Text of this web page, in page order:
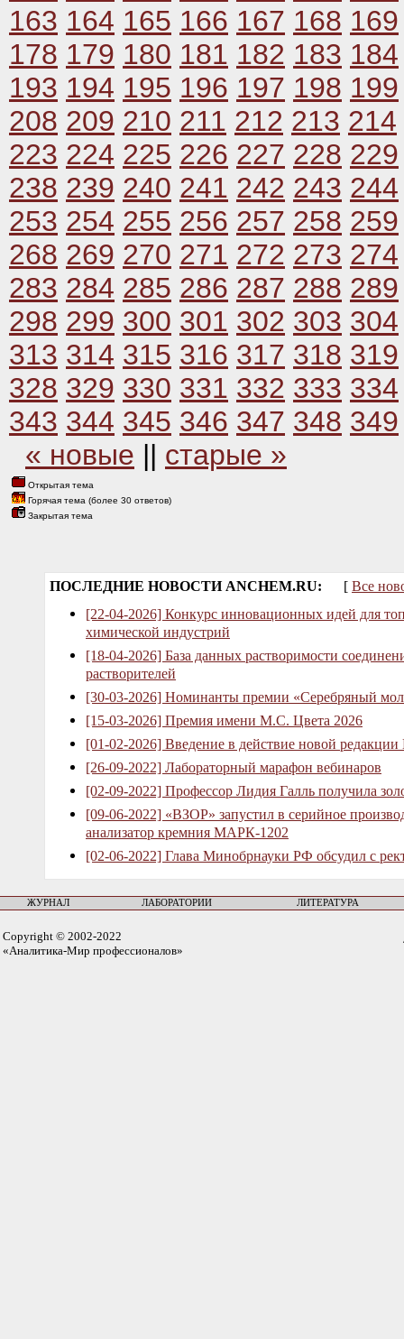
163 164 165 166 167 168 169
178 179 180 181 182 183 184
193 194 195 196 197 198 199
208 209 210 211 212 213 214
223 224 225 226 227 228 229
238 239 240 241 242 243 244
253 254 255 256 257 258 259
268 269 270 271 272 273 274
283 284 285 286 287 288 289
298 299 300 301 302 303 304
313 314 315 316 317 318 319
328 329 330 331 332 333 334
343 344 345 346 347 348 349
« новые || старые »
Открытая тема
Горячая тема (более 30 ответов)
Закрытая тема
ПОСЛЕДНИЕ НОВОСТИ ANCHEM.RU: [ Все
[22-04-2026] Конкурс инновационных идей для
химической индустрий
[18-04-2026] База данных растворимости
растворителей
[30-03-2026] Номинанты премии «Серебряный
[15-03-2026] Премия имени М.С. Цвета 2026
[01-02-2026] Введение в действие новой
[26-09-2022] Лабораторный марафон вебинаров
[02-09-2022] Профессор Лидия Галль получила
[09-06-2022] «ВЗОР» запустил в серийное
анализатор кремния МАРК-1202
[02-06-2022] Глава Минобрнауки РФ обсудил с
ЖУРНАЛ ЛАБОРАТОРИИ ЛИТЕРАТУРА
Copyright © 2002-2022
«Аналитика-Мир профессионалов»